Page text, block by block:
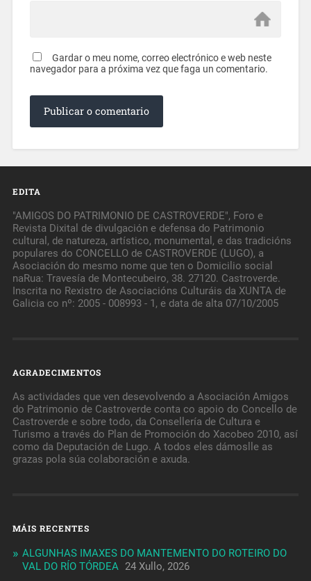
Gardar o meu nome, correo electrónico e web neste
navegador para a próxima vez que faga un comentario.
EDITA
"AMIGOS DO PATRIMONIO DE CASTROVERDE", Foro e
Revista Dixital de divulgación e defensa do Patrimonio
cultural, de natureza, artístico, monumental, e das tradicións
populares do CONCELLO de CASTROVERDE (LUGO), a
Asociación do mesmo nome que ten o Domicilio social
naRua: Travesía de Montecubeiro, 38. 27120. Castroverde.
Inscrita no Rexistro de Asociacións Culturáis da XUNTA de
Galicia co nº: 2005 - 008993 - 1, e data de alta 07/10/2005
AGRADECIMENTOS
As actividades que ven desevolvendo a Asociación Amigos
do Patrimonio de Castroverde conta co apoio do Concello de
Castroverde e sobre todo, da Consellería de Cultura e
Turismo a través do Plan de Promoción do Xacobeo 2010, así
como da Deputación de Lugo. A todos eles dámoslle as
grazas pola súa colaboración e axuda.
MÁIS RECENTES
ALGUNHAS IMAXES DO MANTEMENTO DO ROTEIRO DO
VAL DO RÍO TÓRDEA 24 Xullo, 2026